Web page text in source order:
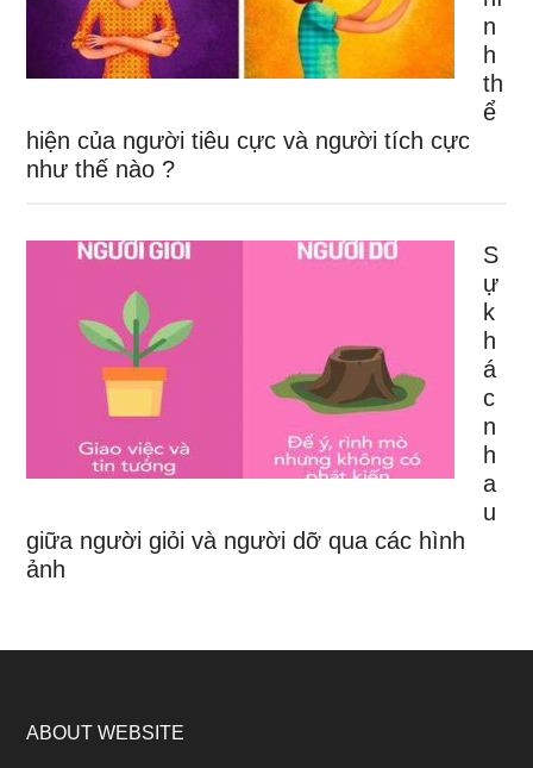
n
h
th
ể
hiện của người tiêu cực và người tích cực
như thế nào ?
S
ự
k
h
á
c
n
h
a
u
giữa người giỏi và người dỡ qua các hình
ảnh
ABOUT WEBSITE